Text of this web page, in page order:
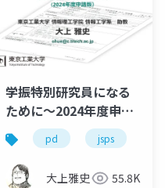
dc2 jsps pd
学振特別研究員になる
ために～2024年度申請
版
pd jsps
大上雅史 55.8K